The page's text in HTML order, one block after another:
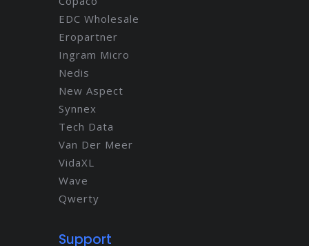
EDC Wholesale
Eropartner
Ingram Micro
Nedis
New Aspect
Synnex
Tech Data
Van Der Meer
VidaXL
Wave
Qwerty
Support